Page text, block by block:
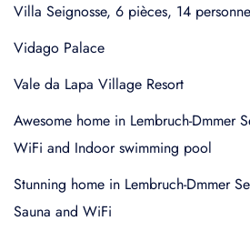
Villa Seignosse, 6 pièces, 14
Vidago Palace
Vale da Lapa Village Resort
Awesome home in Lembruch-Dmmer
WiFi and Indoor swimming pool
Stunning home in Lembruch-Dmmer
Sauna and WiFi